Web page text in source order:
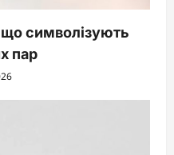
символізують
пар